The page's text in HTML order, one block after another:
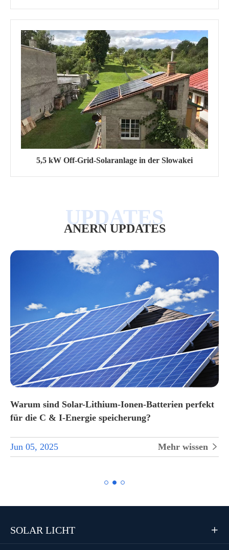
5,5 kW Off-Grid-Solaranlage in der Slowakei
ANERN UPDATES
Warum sind Solar-Lithium-Ionen-Batterien perfekt
für die C & I-Energie speicherung?
Jun 05, 2025 Mehr wissen 
SOLAR LICHT 